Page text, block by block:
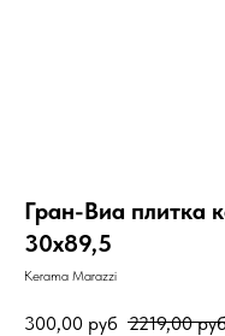
Гран-Виа плитка
30х89,5
Kerama Marazzi
300,00 руб 2219,00 руб